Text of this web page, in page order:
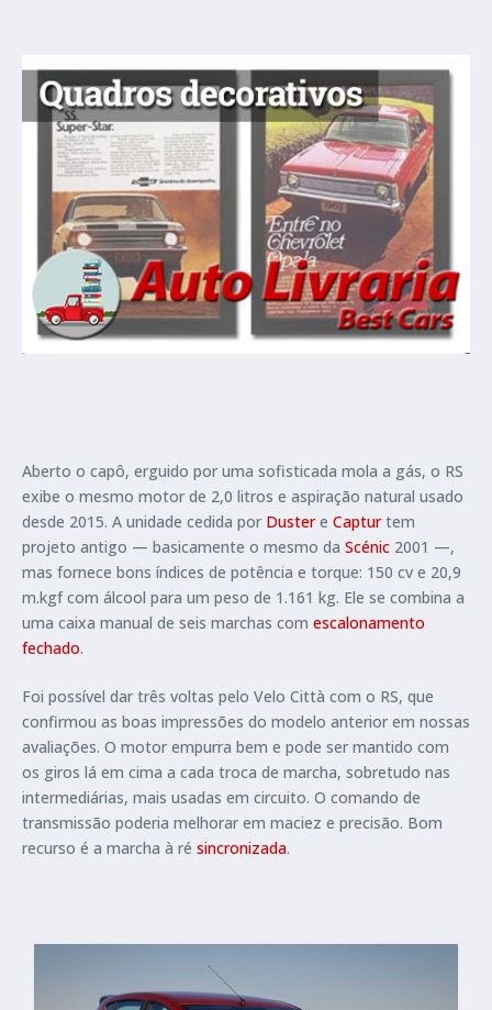
Aberto o capô, erguido por uma sofisticada mola a gás, o RS
exibe o mesmo motor de 2,0 litros e aspiração natural usado
desde 2015. A unidade cedida por Dustere Capturtem
projeto antigo — basicamente o mesmo da Scénic 2001 —,
mas fornece bons índices de potência e torque: 150 cv e 20,9
m.kgf com álcool para um peso de 1.161 kg. Ele se combina a
uma caixa manual de seis marchas com escalonamento
fechado.
Foi possível dar três voltas pelo Velo Città com o RS, que
confirmou as boas impressões do modelo anterior em nossas
avaliações. O motor empurra bem e pode ser mantido com
os giros lá em cima a cada troca de marcha, sobretudo nas
intermediárias, mais usadas em circuito. O comando de
transmissão poderia melhorar em maciez e precisão. Bom
recurso é a marcha à ré sincronizada.